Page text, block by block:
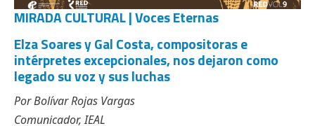
MIRADA CULTURAL | Voces Eternas
Elza Soares y Gal Costa, compositoras e
intérpretes excepcionales, nos dejaron como
legado su voz y sus luchas
Por Bolívar Rojas Vargas
Comunicador, IEAL